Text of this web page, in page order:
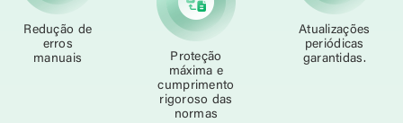
Redução de
erros
manuais
Proteção
máxima e
cumprimento
rigoroso das
normas
Atualizações
periódicas
garantidas.